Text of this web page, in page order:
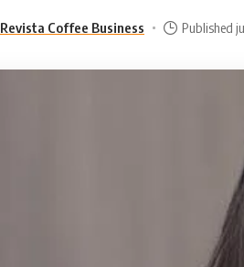
Revista Coffee Business Published